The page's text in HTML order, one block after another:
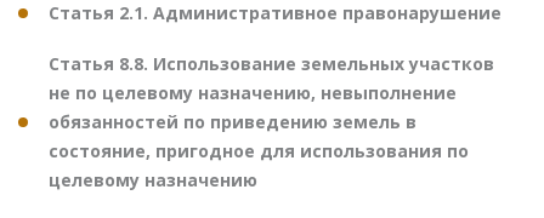
Статья 2.1. Административное правонарушение
Статья 8.8. Использование земельных участков
не по целевому назначению, невыполнение
обязанностей по приведению земель в
состояние, пригодное для использования по
целевому назначению